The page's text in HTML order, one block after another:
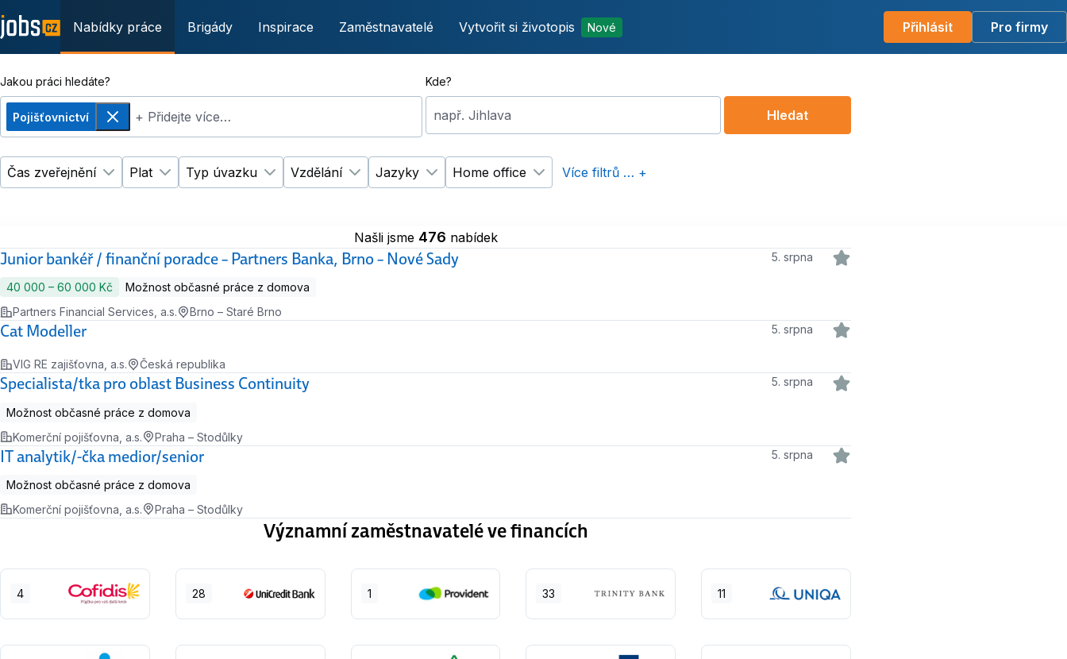
Nabídky práce Brigády Inspirace Zaměstnavatelé Vytvořit si životopis Nové Přihlásit Pro firmy
Jakou práci hledáte?
Pojišťovnictví
Odebrat+ Přidejte více…
Kde?
např. Jihlava
Čas zveřejnění
Změnit filtr Čas zveřejnění
Plat
Změnit filtr Plat
Typ úvazku
Změnit filtr Typ úvazku
Vzdělání
Změnit filtr Vzdělání
Jazyky
Změnit filtr Jazyky
Home office
Změnit filtr Home office
Více filtrů … +
Hledat
Našli jsme 476 nabídek
Junior bankéř / finanční poradce – Partners Banka, Brno – Nové Sady 5. srpna
40 000 ‍–‍ 60 000 Kč
Možnost občasné práce z domova
Partners Financial Services, a.s.
Brno – Staré Brno
Cat Modeller 5. srpna
VIG RE zajišťovna, a.s. Česká republika
Specialista/tka pro oblast Business Continuity 5. srpna
Možnost občasné práce z domova
Komerční pojišťovna, a.s.
Praha – Stodůlky
IT analytik/-čka medior/senior 5. srpna
Možnost občasné práce z domova
Komerční pojišťovna, a.s.
Praha – Stodůlky
Významní zaměstnavatelé ve financích
4 28 1 33 11